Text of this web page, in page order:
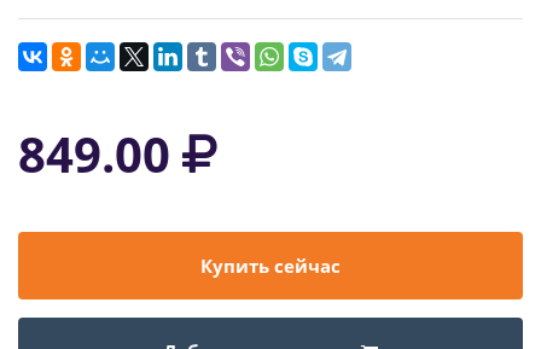
849.00
Купить сейчас